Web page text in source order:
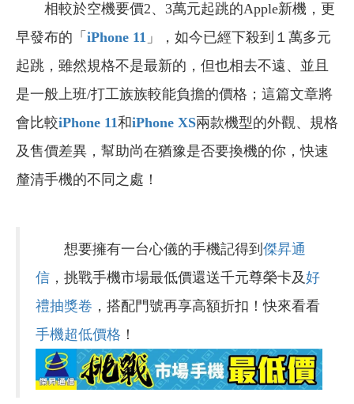
相較於空機要價2、3萬元起跳的Apple新機，更
早發布的「 iPhone 11 」，如今已經下殺到１萬多元
起跳，雖然規格不是最新的，但也相去不遠、並且
是一般上班/打工族族較能負擔的價格；這篇文章將
會比較iPhone 11和iPhone XS兩款機型的外觀、規格
及售價差異，幫助尚在猶豫是否要換機的你，快速
釐清手機的不同之處！
想要擁有一台心儀的手機記得到 傑昇通
信 ，挑戰手機市場最低價還送千元尊榮卡及好
禮抽獎卷 ，搭配門號再享高額折扣！快來看看
手機超低價格 ！